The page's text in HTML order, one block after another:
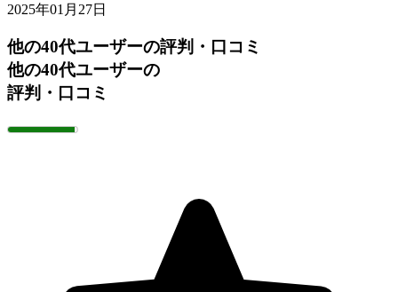
2025年01月27日
他の40代ユーザーの評判・口コミ
他の40代ユーザーの
評判・口コミ